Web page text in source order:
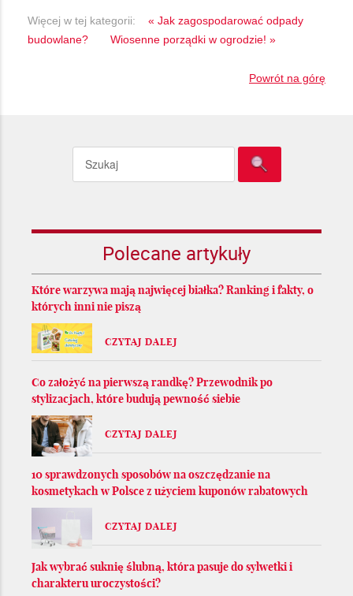
Więcej w tej kategorii:
« Jak zagospodarować odpady
budowlane?
Wiosenne porządki w ogrodzie! »
Powrót na górę
Polecane artykuły
Które warzywa mają najwięcej białka? Ranking i fakty, o
których inni nie piszą
CZYTAJ DALEJ
Co założyć na pierwszą randkę? Przewodnik po
stylizacjach, które budują pewność siebie
CZYTAJ DALEJ
10 sprawdzonych sposobów na oszczędzanie na
kosmetykach w Polsce z użyciem kuponów rabatowych
CZYTAJ DALEJ
Jak wybrać suknię ślubną, która pasuje do sylwetki i
charakteru uroczystości?